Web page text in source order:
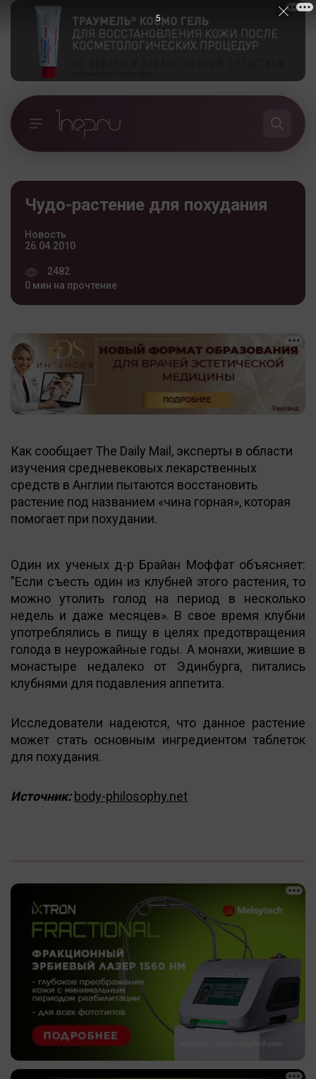
Чудо-растение для похудания
Новость
26.04.2010
2482
0 мин на прочтение
Как сообщает The Daily Mail, эксперты в области
изучения средневековых лекарственных
средств в Англии пытаются восстановить
растение под названием «чина горная», которая
помогает при похудании.
Один их ученых д-р Брайан Моффат объясняет:
"Если съесть один из клубней этого растения, то
можно утолить голод на период в несколько
недель и даже месяцев». В свое время клубни
употреблялись в пищу в целях предотвращения
голода в неурожайные годы. А монахи, жившие в
монастыре недалеко от Эдинбурга, питались
клубнями для подавления аппетита.
Исследователи надеются, что данное растение
может стать основным ингредиентом таблеток
для похудания.
Источник: body-philosophy.net
5